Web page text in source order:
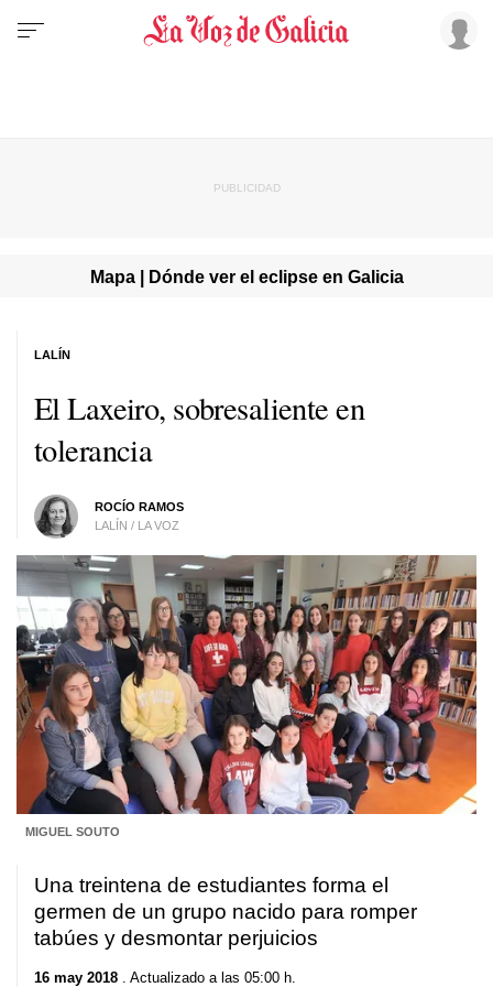
Mapa | Dónde ver el eclipse en Galicia
El Laxeiro, sobresaliente en
tolerancia
ROCÍO RAMOS
LALÍN / LA VOZ
LALÍN
MIGUEL SOUTO
Una treintena de estudiantes forma el
germen de un grupo nacido para romper
tabúes y desmontar perjuicios
16 may 2018 . Actualizado a las 05:00 h.